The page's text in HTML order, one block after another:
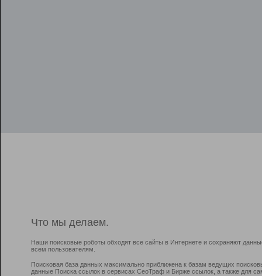
Что мы делаем.
Наши поисковые роботы обходят все сайты в Интернете и сохраняют
всем пользователям.
Поисковая база данных максимально приближена к базам ведущих
данные Поиска ссылок в сервисах СеоТраф и Бирже ссылок, а также для